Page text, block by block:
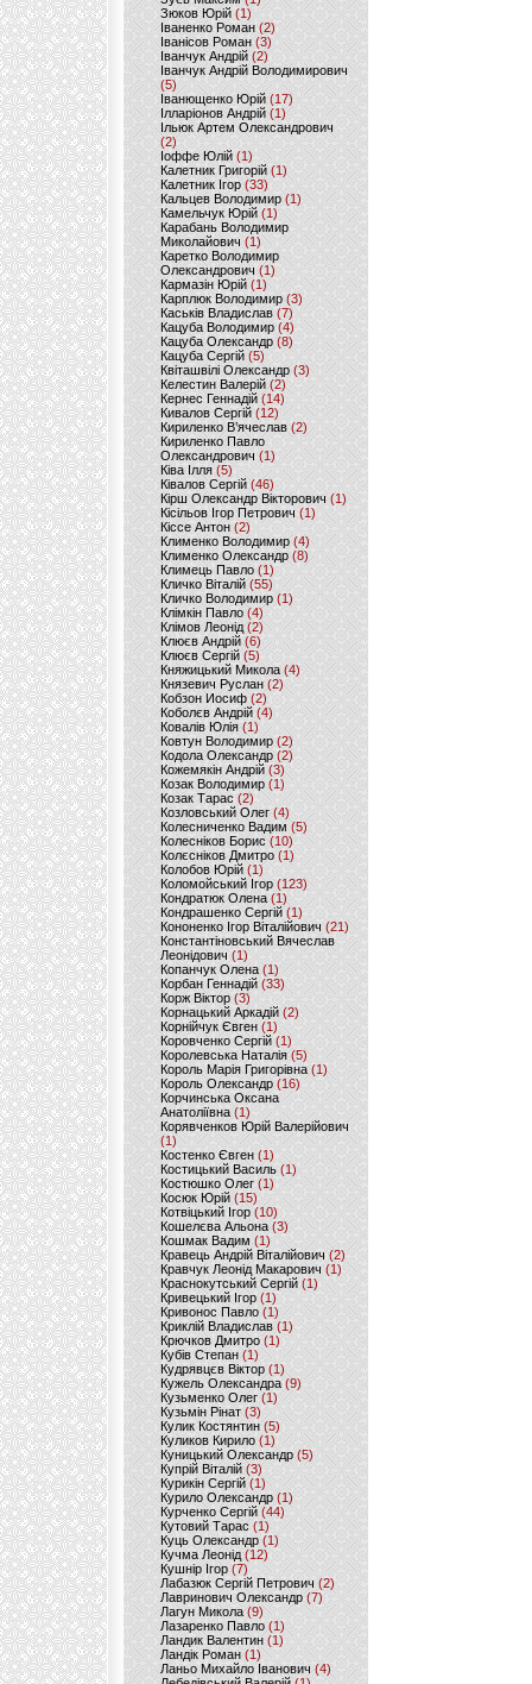
Зюков Юрій (1)
Іваненко Роман (2)
Іванісов Роман (3)
Іванчук Андрій(2)
Іванчук Андрій Володимирович
(5)
Іванющенко Юрій (17)
Ілларіонов Андрій (1)
Ільюк Артем Олександрович
(2)
Іоффе Юлій (1)
Калетник Григорій(1)
Калетник Ігор (33)
Кальцев Володимир(1)
Камельчук Юрій (1)
Карабань Володимир
Миколайович (1)
Каретко Володимир
Олександрович (1)
Кармазін Юрій(1)
Карплюк Володимир(3)
Каськів Владислав (7)
Кацуба Володимир (4)
Кацуба Олександр (8)
Кацуба Сергій (5)
Квіташвілі Олександр(3)
Келестин Валерій(2)
Кернес Геннадій (14)
Кивалов Сергій (12)
Кириленко В’ячеслав (2)
Кириленко Павло
Олександрович (1)
Ківа Ілля (5)
Ківалов Сергій(46)
Кірш Олександр Вікторович (1)
Кісільов Ігор Петрович (1)
Кіссе Антон (2)
Клименко Володимир(4)
Клименко Олександр (8)
Климець Павло (1)
Кличко Віталій(55)
Кличко Володимир (1)
Клімкін Павло (4)
Клімов Леонід(2)
Клюєв Андрій(6)
Клюєв Сергій (5)
Княжицький Микола(4)
Князевич Руслан (2)
Кобзон Иосиф(2)
Коболєв Андрій (4)
Ковалів Юлія(1)
Ковтун Володимир (2)
Кодола Олександр (2)
Кожемякін Андрій (3)
Козак Володимир (1)
Козак Тарас (2)
Козловський Олег(4)
Колесниченко Вадим (5)
Колесніков Борис (10)
Колєсніков Дмитро (1)
Колобов Юрій (1)
Коломойський Ігор (123)
Кондратюк Олена(1)
Кондрашенко Сергій (1)
Кононенко Ігор Віталійович (21)
Константіновський Вячеслав
Леонідович (1)
Копанчук Олена (1)
Корбан Геннадій (33)
Корж Віктор (3)
Корнацький Аркадій (2)
Корнійчук Євген (1)
Коровченко Сергій (1)
Королевська Наталія(5)
Король Марія Григорівна (1)
Король Олександр (16)
Корчинська Оксана
Анатоліївна (1)
Корявченков Юрій Валерійович
(1)
Костенко Євген (1)
Костицький Василь (1)
Костюшко Олег (1)
Косюк Юрій (15)
Котвіцький Ігор (10)
Кошелєва Альона(3)
Кошмак Вадим (1)
Кравець Андрій Віталійович (2)
Кравчук Леонід Макарович (1)
Краснокутський Сергій (1)
Кривецький Ігор (1)
Кривонос Павло (1)
Криклій Владислав (1)
Крючков Дмитро(1)
Кубів Степан(1)
Кудрявцєв Віктор (1)
Кужель Олександра (9)
Кузьменко Олег (1)
Кузьмін Рінат(3)
Кулик Костянтин(5)
Куликов Кирило (1)
Куницький Олександр (5)
Купрій Віталій (3)
Курикін Сергій(1)
Курило Олександр (1)
Курченко Сергій (44)
Кутовий Тарас (1)
Куць Олександр (1)
Кучма Леонід (12)
Кушнір Ігор(7)
Лабазюк Сергій Петрович (2)
Лавринович Олександр(7)
Лагун Микола(9)
Лазаренко Павло (1)
Ландик Валентин (1)
Ландік Роман (1)
Ланьо Михайло Іванович(4)